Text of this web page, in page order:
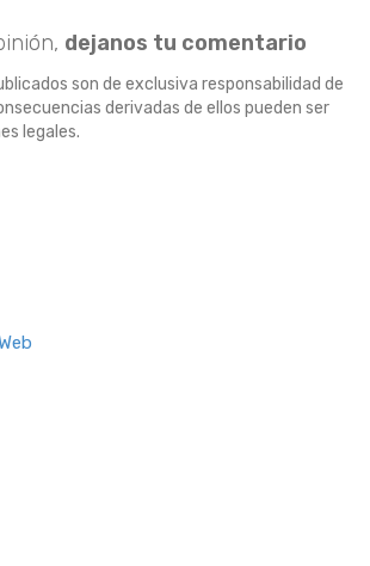
dejanos tu comentario
son de exclusiva responsabilidad de
derivadas de ellos pueden ser
legales.